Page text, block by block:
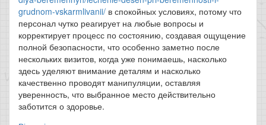
grudnom-vskarmlivanii/ в спокойных условиях, потому что
персонал чутко реагирует на любые вопросы и
корректирует процесс по состоянию, создавая ощущение
полной безопасности, что особенно заметно после
нескольких визитов, когда уже понимаешь, насколько
здесь уделяют внимание деталям и насколько
качественно проводят манипуляции, оставляя
уверенность, что выбранное место действительно
заботится о здоровье.